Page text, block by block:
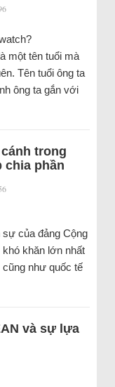
một tên tuổi mà
Tên tuổi ông ta
ông ta gắn với
trong
chia phần
của đảng Cộng
khăn lớn nhất
như quốc tế
và sự lựa